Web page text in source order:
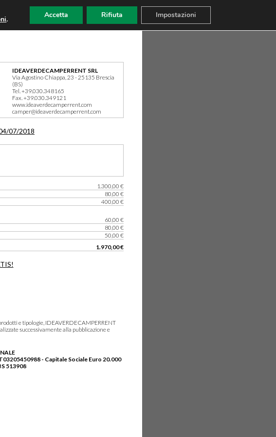
IDEAVERDECAMPERRENT SRL
Via Agostino Chiappa, 23 - 25135 Brescia
(BS)
Tel. +39.030.348165
Fax. +39.030.349121
www.ideaverdecamperrent.com
camper@ideaverdecamperrent.com
07/2018
1.300,00 €
80,00 €
400,00 €
60,00 €
80,00 €
50,00 €
1.970,00 €
e tipologie, IDEAVERDECAMPERRENT
successivamente alla pubblicazione e
- Capitale Sociale Euro 20.000
513908
. Accetta Rifiuta Impostazioni